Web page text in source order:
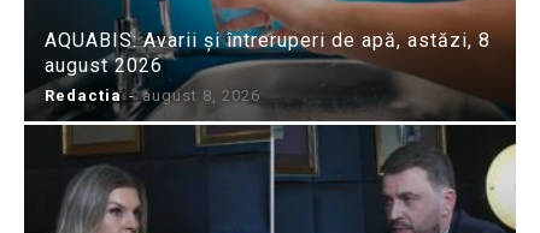
AQUABIS: Avarii și întreruperi de apă, astăzi, 8
august 2026
Redactia - august 8, 2026